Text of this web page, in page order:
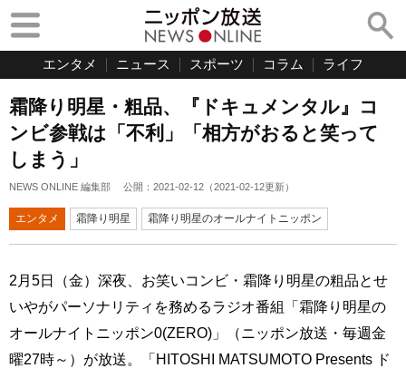
エンタメ ニュース スポーツ コラム ライフ
霜降り明星・粗品、『ドキュメンタル』コ
ンビ参戦は「不利」「相方がおると笑って
しまう」
NEWS ONLINE 編集部 公開： 2021-02-12 （2021-02-12更新）
エンタメ 霜降り明星 霜降り明星のオールナイトニッポン
2月5日（金）深夜、お笑いコンビ・霜降り明星の粗品とせ
いやがパーソナリティを務めるラジオ番組「霜降り明星の
オールナイトニッポン0(ZERO)」（ニッポン放送・毎週金
曜27時～）が放送。「HITOSHI MATSUMOTO Presents ド